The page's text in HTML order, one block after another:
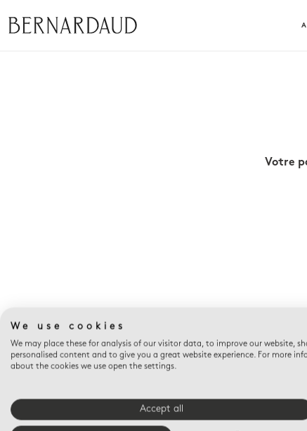
Votre
We use cookies
We may place these for analysis of our visitor data, to improve our website,
personalised content and to give you a great website experience. For more
about the cookies we use open the settings.
Accept all